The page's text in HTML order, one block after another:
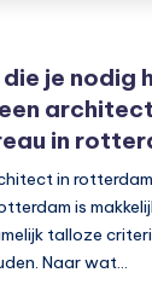
je nodig
in
in
is
talloze
Naar wat…